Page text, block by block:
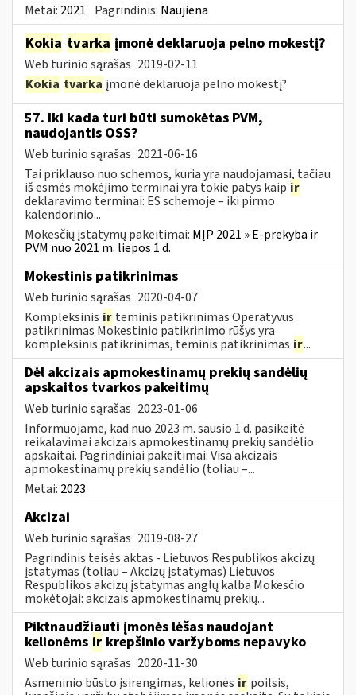
Metai: 2021 Pagrindinis: Naujiena
Kokia tvarka įmonė deklaruoja pelno mokestį?
Web turinio sąrašas 2019-02-11
Kokia tvarka įmonė deklaruoja pelno mokestį?
57. Iki kada turi būti sumokėtas PVM,
naudojantis OSS?
Web turinio sąrašas 2021-06-16
Tai priklauso nuo schemos, kuria yra naudojamasi, tačiau
iš esmės mokėjimo terminai yra tokie patys kaip ir
deklaravimo terminai: ES schemoje – iki pirmo
kalendorinio...
Mokesčių įstatymų pakeitimai: MĮP 2021 » E-prekyba ir
PVM nuo 2021 m. liepos 1 d.
Mokestinis patikrinimas
Web turinio sąrašas 2020-04-07
Kompleksinis ir teminis patikrinimas Operatyvus
patikrinimas Mokestinio patikrinimo rūšys yra
kompleksinis patikrinimas, teminis patikrinimas ir...
Dėl akcizais apmokestinamų prekių sandėlių
apskaitos tvarkos pakeitimų
Web turinio sąrašas 2023-01-06
Informuojame, kad nuo 2023 m. sausio 1 d. pasikeitė
reikalavimai akcizais apmokestinamų prekių sandėlio
apskaitai. Pagrindiniai pakeitimai: Visa akcizais
apmokestinamų prekių sandėlio (toliau –...
Metai: 2023
Akcizai
Web turinio sąrašas 2019-08-27
Pagrindinis teisės aktas - Lietuvos Respublikos akcizų
įstatymas (toliau – Akcizų įstatymas) Lietuvos
Respublikos akcizų įstatymas anglų kalba Mokesčio
mokėtojai: akcizais apmokestinamų prekių...
Piktnaudžiauti įmonės lėšas naudojant
kelionėms ir krepšinio varžyboms nepavyko
Web turinio sąrašas 2020-11-30
Asmeninio būsto įsirengimas, kelionės ir poilsis,